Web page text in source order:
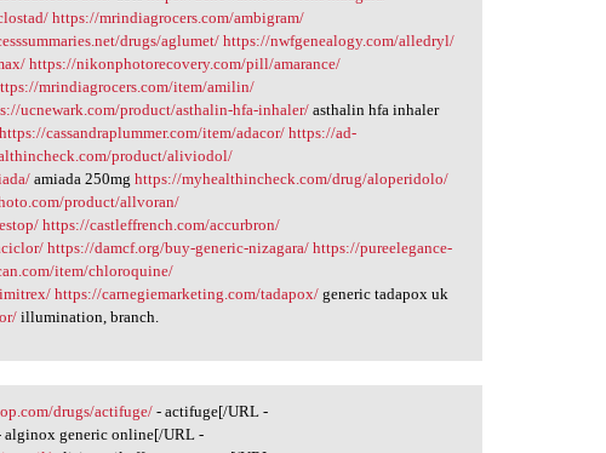
https://mrindiagrocers.com/ambigram/
drugs/aglumet/ https://nwfgenealogy.com/alledryl/
https://nikonphotorecovery.com/pill/amarance/
mrindiagrocers.com/item/amilin/
ucnewark.com/product/asthalin-hfa-inhaler/ asthalin hfa inhaler
https://cassandraplummer.com/item/adacor/ https://ad-
product/aliviodol/
amiada 250mghttps://myhealthincheck.com/drug/aloperidolo/
product/allvoran/
https://castleffrench.com/accurbron/
https://damcf.org/buy-generic-nizagara/ https://pureelegance-
item/chloroquine/
https://carnegiemarketing.com/tadapox/ generic tadapox uk
illumination, branch.
drugs/actifuge/- actifuge[/URL -
alginox generic online[/URL -